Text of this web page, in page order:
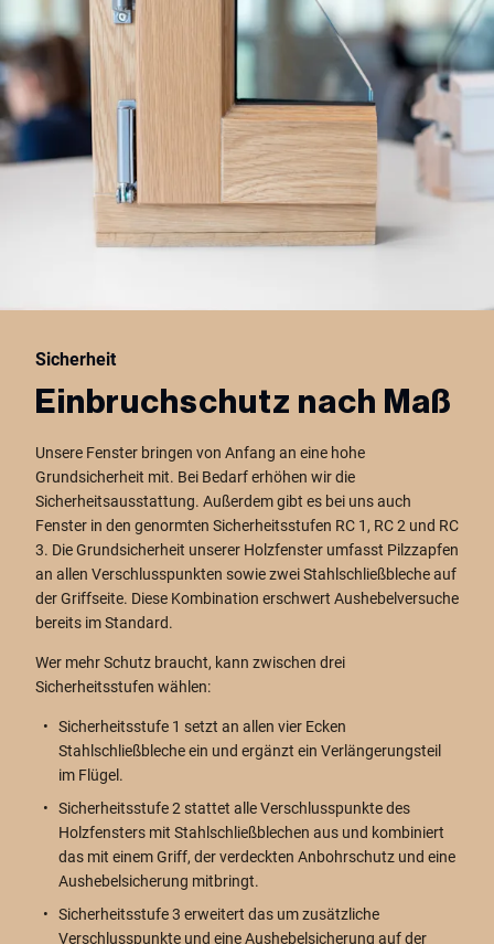
Sicherheit
Einbruchschutz nach Maß
Unsere Fenster bringen von Anfang an eine hohe
Grundsicherheit mit. Bei Bedarf erhöhen wir die
Sicherheitsausstattung. Außerdem gibt es bei uns auch
Fenster in den genormten Sicherheitsstufen RC 1, RC 2 und RC
3. Die Grundsicherheit unserer Holzfenster umfasst Pilzzapfen
an allen Verschlusspunkten sowie zwei Stahlschließbleche auf
der Griffseite. Diese Kombination erschwert Aushebelversuche
bereits im Standard.
Wer mehr Schutz braucht, kann zwischen drei
Sicherheitsstufen wählen:
Sicherheitsstufe 1 setzt an allen vier Ecken
Stahlschließbleche ein und ergänzt ein Verlängerungsteil
im Flügel.
Sicherheitsstufe 2 stattet alle Verschlusspunkte des
Holzfensters mit Stahlschließblechen aus und kombiniert
das mit einem Griff, der verdeckten Anbohrschutz und eine
Aushebelsicherung mitbringt.
Sicherheitsstufe 3 erweitert das um zusätzliche
Verschlusspunkte und eine Aushebelsicherung auf der